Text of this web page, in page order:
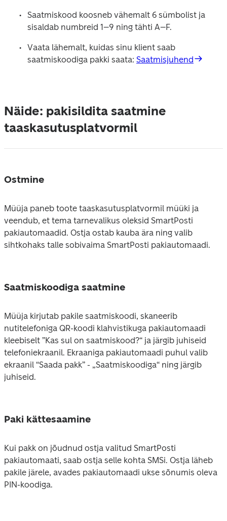
Saatmiskood koosneb vähemalt 6 sümbolist ja
sisaldab numbreid 1–9 ning tähti A–F.
Vaata lähemalt, kuidas sinu klient saab
saatmiskoodiga pakki saata: Saatmisjuhend
Näide: pakisildita saatmine
taaskasutusplatvormil
Ostmine
Müüja paneb toote taaskasutusplatvormil müüki ja
veendub, et tema tarnevalikus oleksid SmartPosti
pakiautomaadid. Ostja ostab kauba ära ning valib
sihtkohaks talle sobivaima SmartPosti pakiautomaadi.
Saatmiskoodiga saatmine
Müüja kirjutab pakile saatmiskoodi, skaneerib
nutitelefoniga QR-koodi klahvistikuga pakiautomaadi
kleebiselt ”Kas sul on saatmiskood?“ ja järgib juhiseid
telefoniekraanil. Ekraaniga pakiautomaadi puhul valib
ekraanil “Saada pakk” - „Saatmiskoodiga“ ning järgib
juhiseid.
Paki kättesaamine
Kui pakk on jõudnud ostja valitud SmartPosti
pakiautomaati, saab ostja selle kohta SMSi. Ostja läheb
pakile järele, avades pakiautomaadi ukse sõnumis oleva
PIN-koodiga.